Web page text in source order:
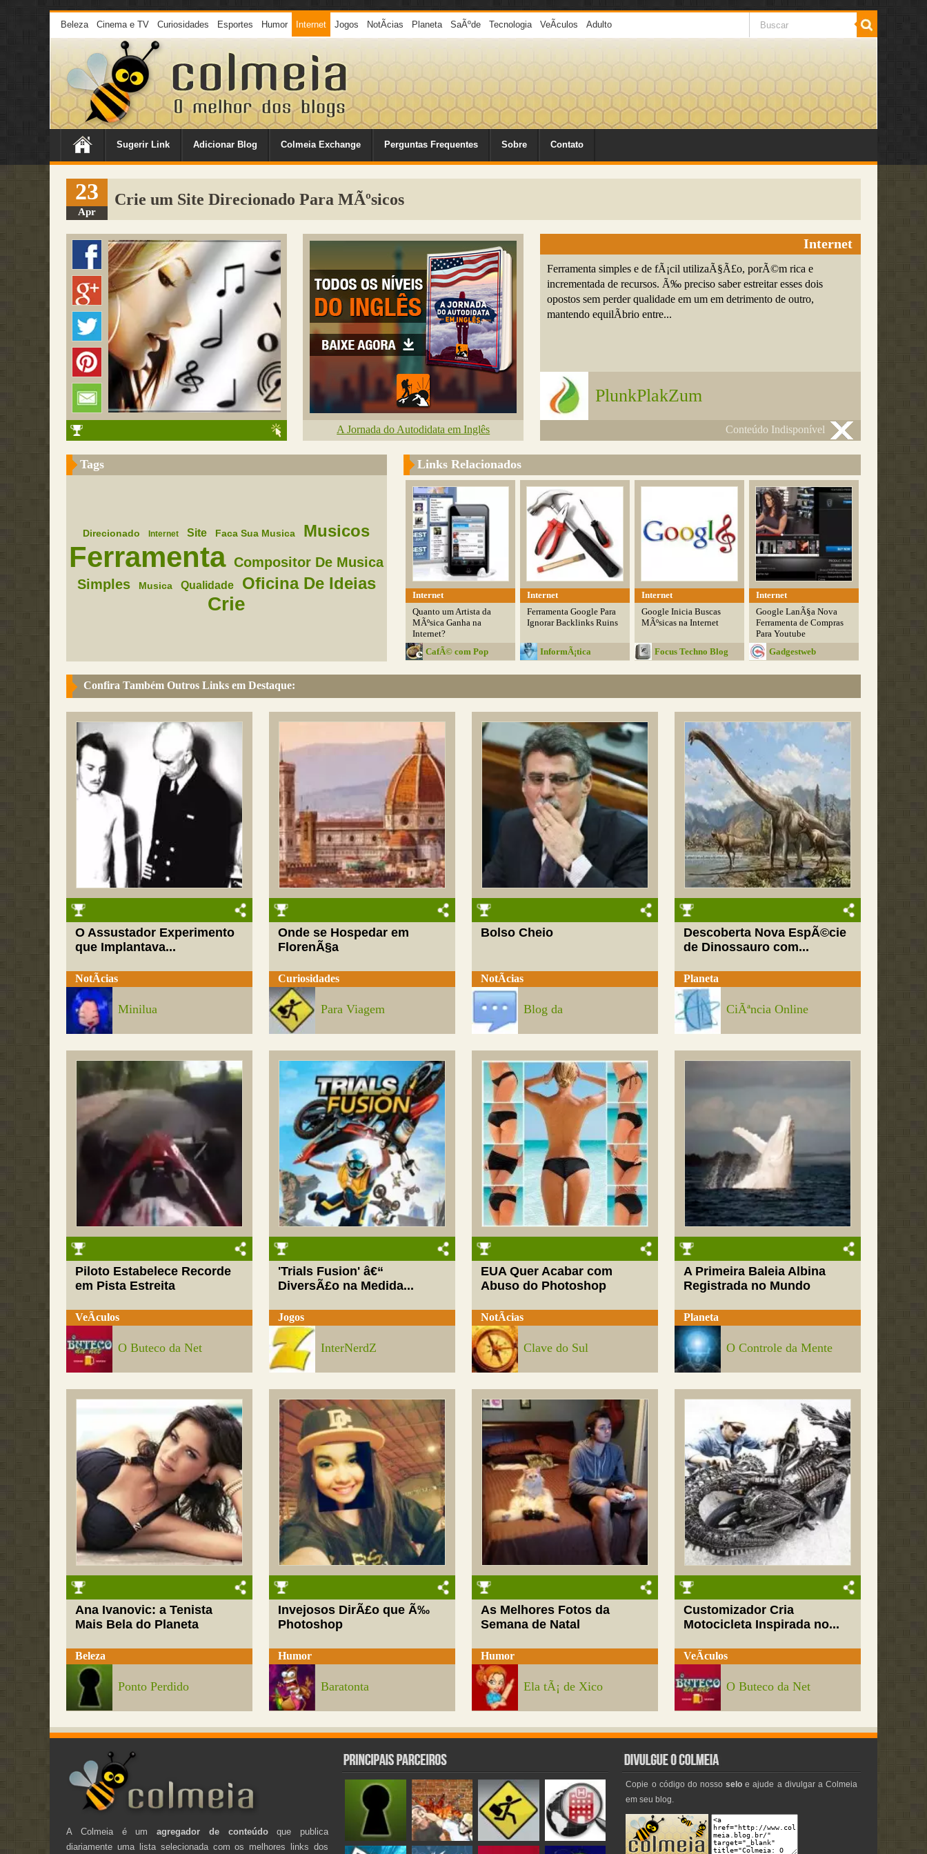
Beleza Cinema e TV Curiosidades Esportes Humor Internet Jogos NotÃ­cias Planeta SaÃºde Tecnologia VeÃ­culos Adulto
Sugerir Link Adicionar Blog Colmeia Exchange Perguntas Frequentes Sobre Contato
23
Apr
Crie um Site Direcionado Para MÃºsicos
A Jornada do Autodidata em Inglês
Internet
Ferramenta simples e de fÃ¡cil utilizaÃ§Ã£o, porÃ©m rica e
incrementada de recursos. Ã‰ preciso saber estreitar esses dois
opostos sem perder qualidade em um em detrimento de outro,
mantendo equilÃ­brio entre...
PlunkPlakZum
Conteúdo Indisponível
Tags
Direcionado Internet Site Faca Sua Musica Musicos
Ferramenta Compositor De Musica
Simples
Musica Qualidade Oficina De Ideias
Crie
Links Relacionados
Internet
Quanto um Artista da
MÃºsica Ganha na
Internet?
CafÃ© com Pop
Internet
Ferramenta Google Para
Ignorar Backlinks Ruins
InformÃ¡tica
Internet
Google Inicia Buscas
MÃºsicas na Internet
Focus Techno Blog
Internet
Google LanÃ§a Nova
Ferramenta de Compras
Para Youtube
Gadgestweb
Confira Também Outros Links em Destaque:
O Assustador Experimento
que Implantava...
NotÃ­cias
Minilua
Onde se Hospedar em
FlorenÃ§a
Curiosidades
Para Viagem
Bolso Cheio
NotÃ­cias
Blog da
Descoberta Nova EspÃ©cie
de Dinossauro com...
Planeta
CiÃªncia Online
Piloto Estabelece Recorde
em Pista Estreita
VeÃ­culos
O Buteco da Net
'Trials Fusion' â€“
DiversÃ£o na Medida...
Jogos
InterNerdZ
EUA Quer Acabar com
Abuso do Photoshop
NotÃ­cias
Clave do Sul
A Primeira Baleia Albina
Registrada no Mundo
Planeta
O Controle da Mente
Ana Ivanovic: a Tenista
Mais Bela do Planeta
Beleza
Ponto Perdido
Invejosos DirÃ£o que Ã‰
Photoshop
Humor
Baratonta
As Melhores Fotos da
Semana de Natal
Humor
Ela tÃ¡ de Xico
Customizador Cria
Motocicleta Inspirada no...
VeÃ­culos
O Buteco da Net
A Colmeia é umagregador de conteúdoque publica
diariamente uma lista selecionada com os melhores links dos
Copie o código do nossoselo e ajude a divulgar a Colmeia
em seu blog.